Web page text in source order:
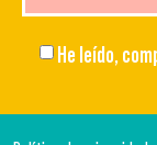
He leído,